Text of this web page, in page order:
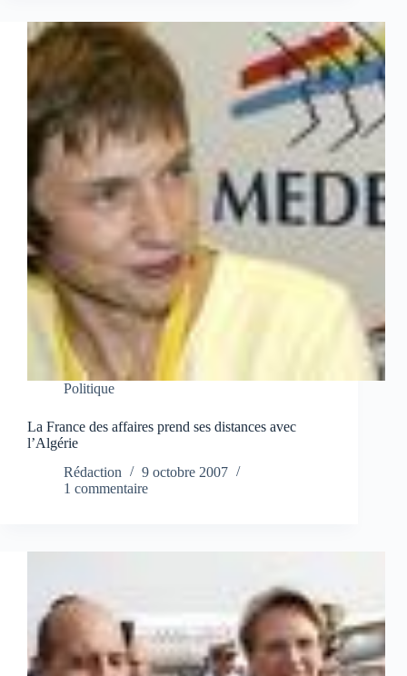
Politique
La France des affaires prend ses distances avec
l’Algérie
Rédaction
9 octobre 2007
1 commentaire